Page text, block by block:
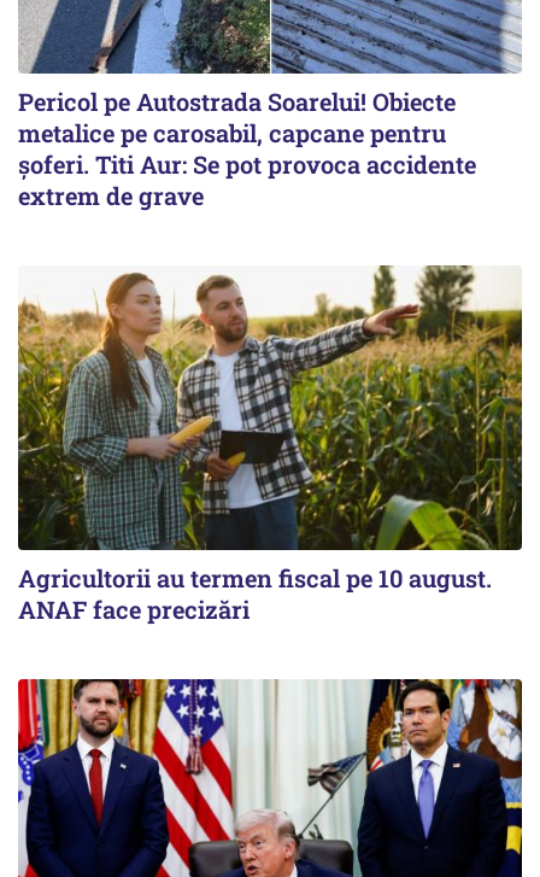
Pericol pe Autostrada Soarelui! Obiecte
metalice pe carosabil, capcane pentru
șoferi. Titi Aur: Se pot provoca accidente
extrem de grave
Agricultorii au termen fiscal pe 10 august.
ANAF face precizări